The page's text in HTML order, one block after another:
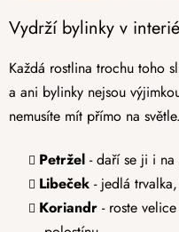
Vydrží bylinky v
Každá rostlina trochu toho
a ani bylinky nejsou
nemusíte mít přímo na světle.
Petržel - daří se ji i na
Libeček - jedlá
Koriandr - roste